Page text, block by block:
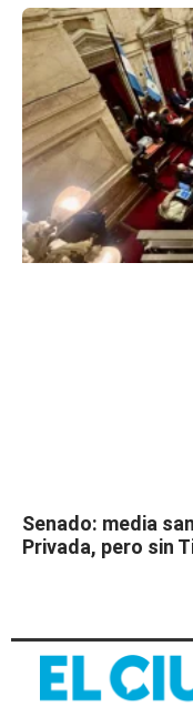
Senado: media
Privada, pero sin